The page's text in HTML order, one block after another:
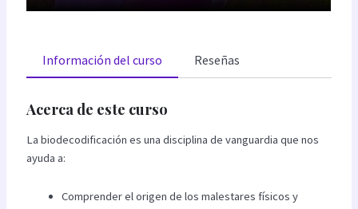
Información del curso Reseñas
Acerca de este curso
La biodecodificación es una disciplina de vanguardia que nos
ayuda a:
Comprender el origen de los malestares físicos y